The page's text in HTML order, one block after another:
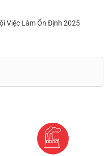
Việc Làm Ổn Định 2025